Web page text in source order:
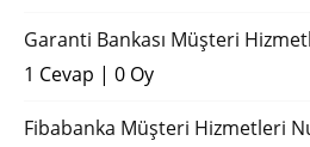
Garanti Bankası Müşteri
1 Cevap | 0 Oy
Fibabanka Müşteri Hizmetleri